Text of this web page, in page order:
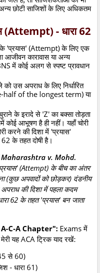
छोटी साजिशों के लिए अधिकतम
(Attempt) - धारा 62
के 'प्रयास' (Attempt) के लिए एक
आजीवन कारावास या अन्य
में कोई अलग से स्पष्ट प्रावधान
उस अपराध के लिए निर्धारित
half of the longest term) या
के इरादे से 'Z' का बक्सा तोड़ता
आभूषण है ही नहीं। यहाँ चोरी
करने की दिशा में 'प्रयास'
के तहत दोषी है।
v. Mohd.
(Attempt) के बीच का अंतर
(कुछ अपवादों को छोड़कर) दंडनीय
की दिशा में पहला कदम
62 के तहत 'प्रयास' बन जाता
C-A Chapter": Exams में
यह ACA ट्रिक याद रखें:
से 60)
- धारा 61)